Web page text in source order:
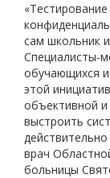
сам школьник
Специалисты-
обучающихся и
этой
объективной
выстроить
врач
больницы